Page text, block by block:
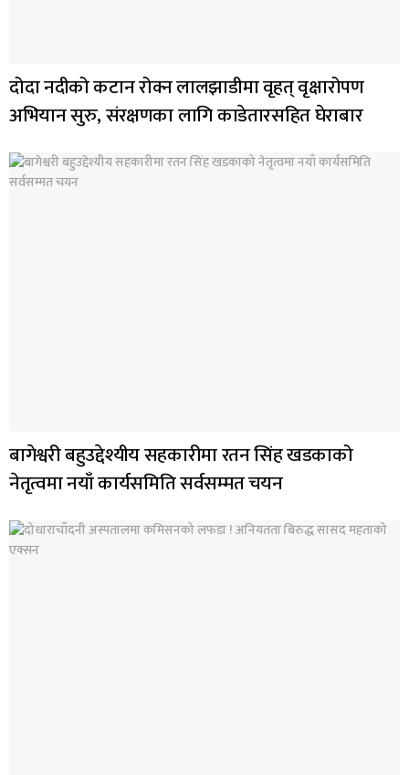
दोदा नदीको कटान रोक्न लालझाडीमा वृहत् वृक्षारोपण
अभियान सुरु, संरक्षणका लागि काडेतारसहित घेराबार
बागेश्वरी बहुउद्देश्यीय सहकारीमा रतन सिंह खडकाको
नेतृत्वमा नयाँ कार्यसमिति सर्वसम्मत चयन